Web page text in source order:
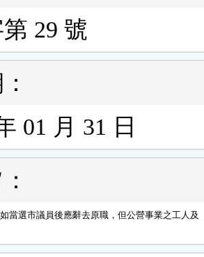
29 號
01 月 31 日
當選市議員後應辭去原職，但公營事業之工人及